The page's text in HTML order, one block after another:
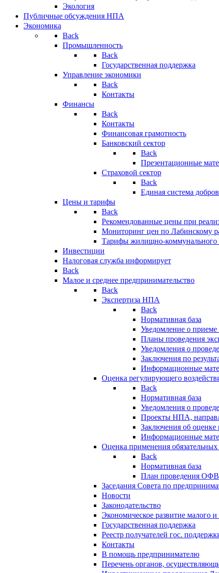
Экология
Публичные обсуждения НПА
Экономика
Back
Промышленность
Back
Государственная поддержка
Управление экономики
Back
Контакты
Финансы
Back
Контакты
Финансовая грамотность
Банковский сектор
Back
Презентационные
Страховой сектор
Back
Единая система
Цены и тарифы
Back
Рекомендованные цены при
Мониторинг цен по Лабинскому
Тарифы жилищно-коммунального
Инвестиции
Налоговая служба информирует
Back
Малое и среднее предпринимательство
Back
Экспертиза НПА
Back
Нормативная база
Уведомление о
Планы проведения
Уведомления о
Заключения по
Информационные
Оценка регулирующего
Back
Нормативная база
Уведомления о
Проекты НПА,
Заключения об
Информационные
Оценка применения
Back
Нормативная база
План проведения
Заседания Совета по
Новости
Законодательство
Экономическое развитие малого и
Государственная поддержка
Реестр получателей гос.
Контакты
В помощь предпринимателю
Перечень органов,